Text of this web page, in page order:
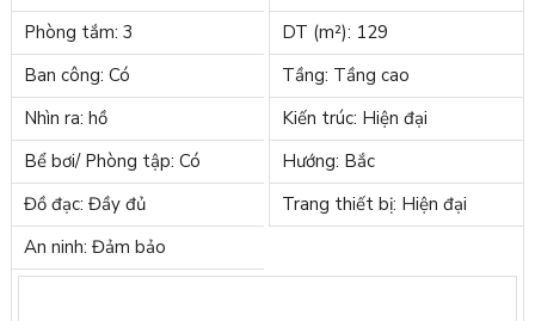
Phòng tắm: 3
DT (m²): 129
Ban công: Có
Tầng: Tầng cao
Nhìn ra: hồ
Kiến trúc: Hiện đại
Bể bơi/ Phòng tập: Có
Hướng: Bắc
Đồ đạc: Đầy đủ
Trang thiết bị: Hiện đại
An ninh: Đảm bảo